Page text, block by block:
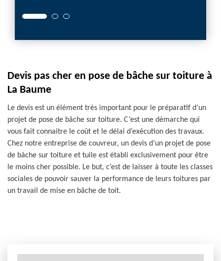
Devis pas cher en pose de bâche sur toiture à
La Baume
Le devis est un élément très important pour le préparatif d’un
projet de pose de bâche sur toiture. C’est une démarche qui
vous fait connaitre le coût et le délai d’exécution des travaux.
Chez notre entreprise de couvreur, un devis d’un projet de pose
de bâche sur toiture et tuile est établi exclusivement pour être
le moins cher possible. Le but, c’est de laisser à toute les classes
sociales de pouvoir sauver la performance de leurs toitures par
un travail de mise en bâche de toit.